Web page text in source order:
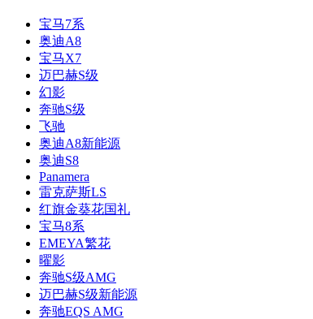
宝马7系
奥迪A8
宝马X7
迈巴赫S级
幻影
奔驰S级
飞驰
奥迪A8新能源
奥迪S8
Panamera
雷克萨斯LS
红旗金葵花国礼
宝马8系
EMEYA繁花
曜影
奔驰S级AMG
迈巴赫S级新能源
奔驰EQS AMG